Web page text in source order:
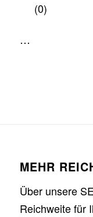
(0)
…
MEHR
Über unsere
Reichweite für